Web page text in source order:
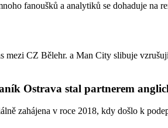
fanoušků a analytiků se dohaduje na
mezi CZ Bělehr. a Man City slibuje
Ostrava stal partnerem
zahájena v roce 2018, kdy došlo k